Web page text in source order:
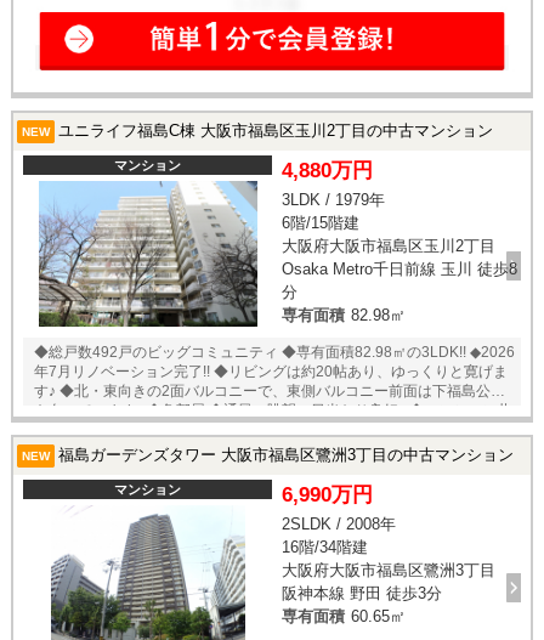
NEW ユニライフ福島C棟 大阪市福島区玉川2丁目の中古マンション
マンション 4,880万円
3LDK / 1979年
6階/15階建
大阪府大阪市福島区玉川2丁目
Osaka Metro千日前線 玉川 徒歩8
分
専有面積 82.98㎡
◆総戸数492戸のビッグコミュニティ ◆専有面積82.98㎡の3LDK!! ◆2026
年7月リノベーション完了!! ◆リビングは約20帖あり、ゆっくりと寛げま
す♪ ◆北・東向きの2面バルコニーで、東側バルコニー前面は下福島公園
を向いています♪ ◆角部屋 ◆通風・眺望・日当たり良好♪ ◆マンション共
のポイント ■複数沿線利用可能、徒歩１０分圏内 ■業務用食品館 玉川
店 徒歩２分 ■ライフ 堂島大橋店 徒歩４分 ■下福島公園・下福島プー
はネットで他社様が広告している物件も同時に紹介・案内可能です。 併
せて内覧を希望される際は、物件名を担当者までお申し付け下さい。
NEW 福島ガーデンズタワー 大阪市福島区鷺洲3丁目の中古マンション
マンション 6,990万円
2SLDK / 2008年
16階/34階建
大阪府大阪市福島区鷺洲3丁目
阪神本線 野田 徒歩3分
専有面積 60.65㎡